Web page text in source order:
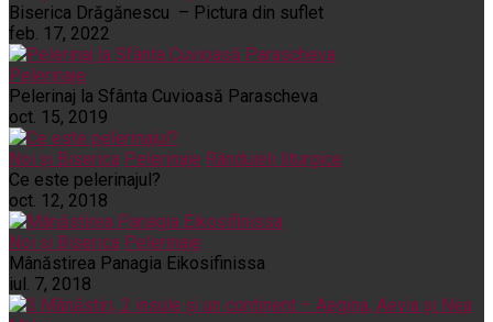
Biserica Drăgănescu – Pictura din suflet
feb. 17, 2022
Pelerinaje
Pelerinaj la Sfânta Cuvioasă Parascheva
oct. 15, 2019
Noi și Biserica Pelerinaje Rânduieli liturgice
Ce este pelerinajul?
oct. 12, 2018
Noi și Biserica Pelerinaje
Mânăstirea Panagia Eikosifinissa
iul. 7, 2018